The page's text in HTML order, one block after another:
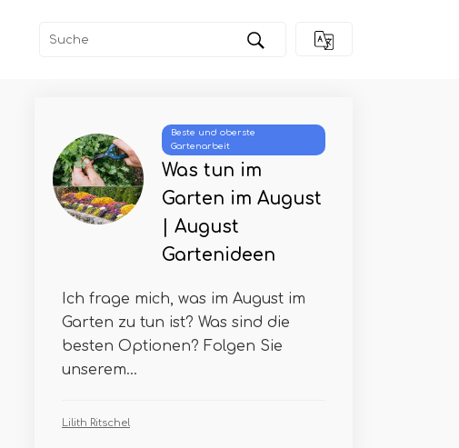
Beste und oberste
Gartenarbeit
Was tun im
Garten im August
| August
Gartenideen
Ich frage mich, was im August im
Garten zu tun ist? Was sind die
besten Optionen? Folgen Sie
unserem...
Lilith Ritschel